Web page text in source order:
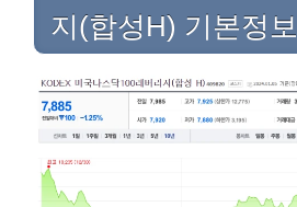
지(합성H) 기본정보